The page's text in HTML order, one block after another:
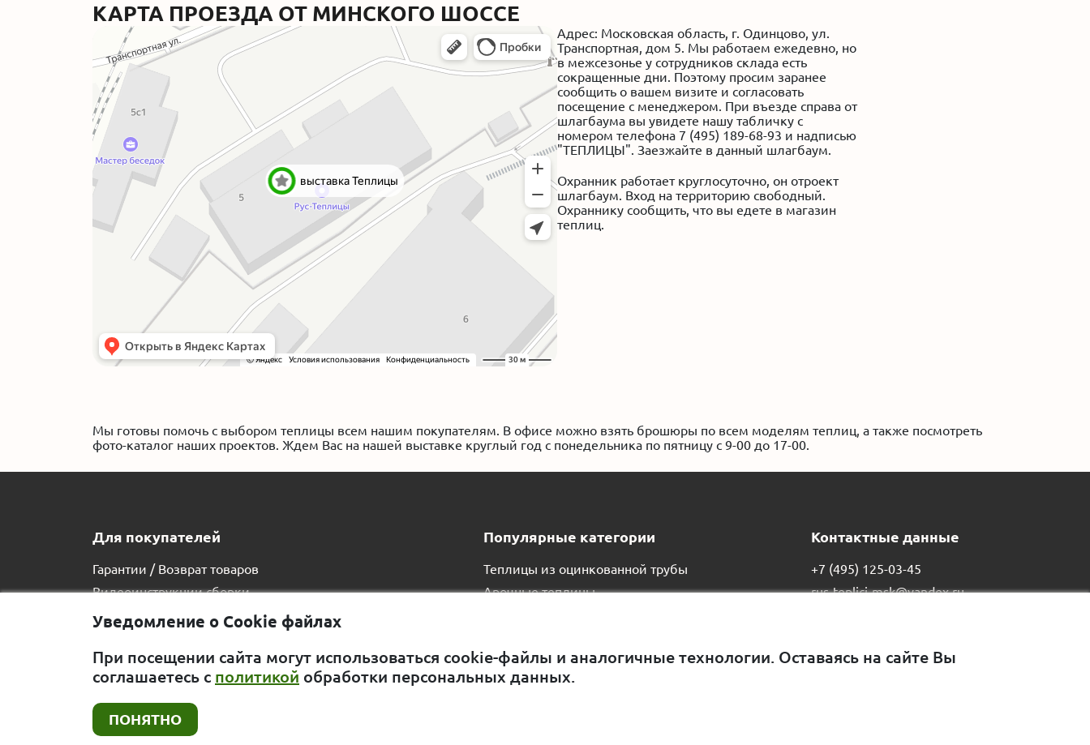
КАРТА ПРОЕЗДА ОТ МИНСКОГО ШОССЕ
Адрес: Московская область, г. Одинцово, ул.
Транспортная, дом 5. Мы работаем ежедевно, но
в межсезонье у сотрудников склада есть
сокращенные дни. Поэтому просим заранее
сообщить о вашем визите и согласовать
посещение с менеджером. При въезде справа от
шлагбаума вы увидете нашу табличку с
номером телефона 7 (495) 189-68-93 и надписью
"ТЕПЛИЦЫ". Заезжайте в данный шлагбаум.
Охранник работает круглосуточно, он отроект
шлагбаум. Вход на территорию свободный.
Охраннику сообщить, что вы едете в магазин
теплиц.
Мы готовы помочь с выбором теплицы всем нашим покупателям. В офисе можно взять брошюры по всем моделям теплиц, а также посмотреть
фото-каталог наших проектов. Ждем Вас на нашей выставке круглый год с понедельника по пятницу с 9-00 до 17-00.
Для покупателей
Гарантии / Возврат товаров
Видеоинструкции сборки
Вопросы покупателей
Отзывы
Вакансии
Жалоба директору
Популярные категории
Теплицы из оцинкованной трубы
Арочные теплицы
Навесы из поликарбоната
Теплицы оптом
Контактные данные
+7 (495) 125-03-45
rus-teplici-msk@yandex.ru
Пн-Вс, с 8:00 до 21:00
Уведомление о Cookie файлах
При посещении сайта могут использоваться cookie-файлы и аналогичные технологии. Оставаясь на сайте Вы
соглашаетесь с политикой обработки персональных данных.
ПОНЯТНО